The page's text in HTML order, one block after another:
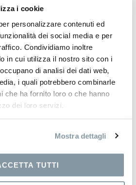
i cookie
personalizzare contenuti ed
dei social media e per
Condividiamo inoltre
in cui utilizza il nostro sito con i
di analisi dei dati web,
i quali potrebbero combinarle
che ha fornito loro o che hanno
dei loro servizi.
Mostra dettagli
TUTTI